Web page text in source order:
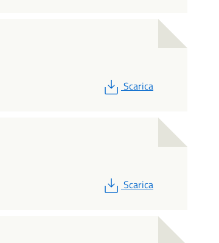
PDF
Scarica
PDF
Scarica